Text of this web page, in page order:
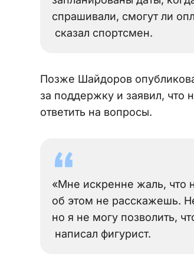
спрашивали, смогут ли
сказал спортсмен.
Позже Шайдоров
за поддержку и заявил, что
ответить на вопросы.
«Мне искренне жаль, что
об этом не расскажешь.
но я не могу позволить,
написал фигурист.